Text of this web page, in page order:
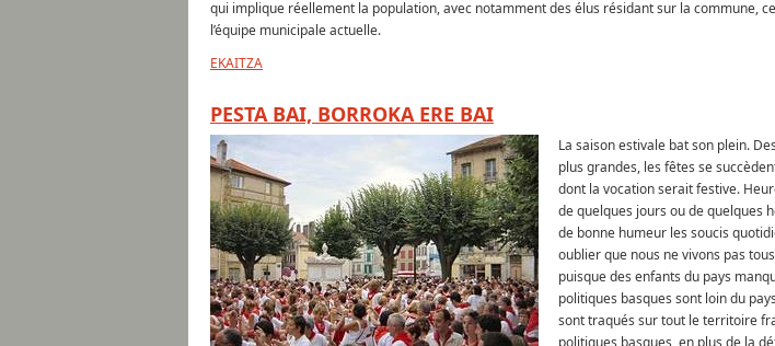
qui implique réellement la population, avec notamment des élus résidant sur la commune,
l’équipe municipale actuelle.
EKAITZA
PESTA BAI, BORROKA ERE BAI
La saison estivale bat son plein.
plus grandes, les fêtes se
dont la vocation serait festive.
de quelques jours ou de quelques
de bonne humeur les soucis
oublier que nous ne vivons pas
puisque des enfants du pays
politiques basques sont loin du
sont traqués sur tout le territoire
politiques basques, en plus de la